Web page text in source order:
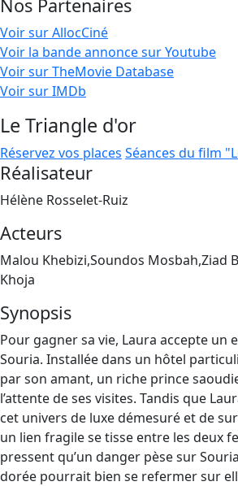
Nos Partenaires
Voir sur AllocCiné
Voir la bande annonce sur Youtube
Voir sur TheMovie Database
Voir sur IMDb
Le Triangle d'or
Réservez vos places Séances du film
Réalisateur
Hélène Rosselet-Ruiz
Acteurs
Malou Khebizi,Soundos Mosbah,Ziad
Khoja
Synopsis
Pour gagner sa vie, Laura accepte un
Souria. Installée dans un hôtel
par son amant, un riche prince
l’attente de ses visites. Tandis que
cet univers de luxe démesuré et de
un lien fragile se tisse entre les deux
pressent qu’un danger pèse sur
dorée pourrait bien se refermer sur